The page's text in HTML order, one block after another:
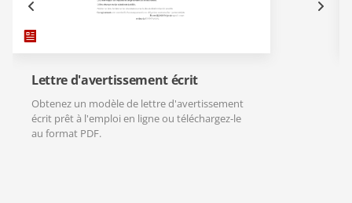
Lettre d'avertissement écrit
Obtenez un modèle de lettre d'avertissement
écrit prêt à l'emploi en ligne ou téléchargez-le
au format PDF.